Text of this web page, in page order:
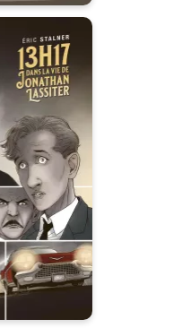
dans
parution :
rien à
tous les